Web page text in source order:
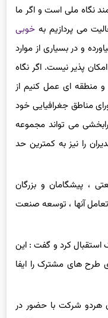
می پردازیم به خوبی
و در بسیاری از موارد
پذیر نیست. اگر نگاه
منطقه ای عمل کنیم از
مناطق جغرافیایی خود
می تواند مجموعه
را نیز به کمترین حد
پیشگامان و بزرگان
آنها ، توسعه صنعت
کرد و گفت : این
طرح های مشترک را ایفا
هردو شرکت با حضور در
شامخ شهدای نام آشنا